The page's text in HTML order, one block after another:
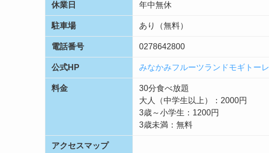
休業日 年中無休
駐車場 あり（無料）
電話番号 0278642800
公式HP みなかみフルーツランドモギトーレ
料金
30分食べ放題
大人（中学生以上）：2000円
3歳～小学生：1200円
3歳未満：無料
アクセスマップ